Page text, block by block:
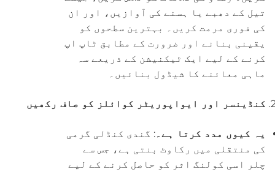
تیل کے دھبے یا ہسنے کی آوازیں، اور ان
کی فوری مرمت کریں۔ بہترین سطحوں کو
یقینی بنانے اور ضرورت کے مطابق ٹاپ اپ
کرنے کے لیے ایک ٹیکنیشن کے ذریعے سہ
ماہی معائنے کا شیڈول بنائیں۔
کنڈینسر اور ایواپوریٹر کوائلز کو صاف رکھیں
یہ کیوں مدد کرتا ہے۔ : گندی کنڈلی گرمی
کی منتقلی میں رکاوٹ بنتی ہے، جس سے
چلر اسی کولنگ اثر کو حاصل کرنے کے لیے